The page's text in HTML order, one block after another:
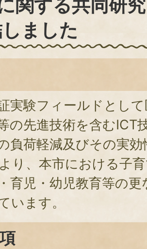
関する共同研
ました
実験フィールドとし
の先進技術を含むICT
負荷軽減及びその実
り、本市における子
育児・幼児教育等の
います。